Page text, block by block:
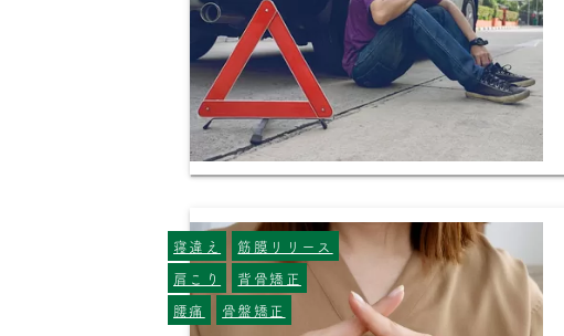
寝違え
筋膜リリース
肩こり
背骨矯正
腰痛
骨盤矯正